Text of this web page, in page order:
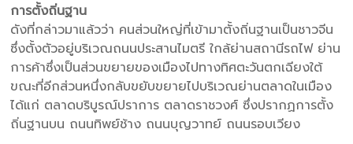
การตั้งถิ่นฐาน
ดังที่กล่าวมาแล้วว่า คนส่วนใหญ่ที่เข้ามาตั้งถิ่นฐานเป็นชาวจีน
ซึ่งตั้งตัวอยู่บริเวณถนนประสานไมตรี ใกล้ย่านสถานีรถไฟ ย่าน
การค้าซึ่งเป็นส่วนขยายของเมืองไปทางทิศตะวันตกเฉียงใต้
ขณะที่อีกส่วนหนึ่งกลับขยับขยายไปบริเวณย่านตลาดในเมือง
ได้แก่ ตลาดบริบูรณ์ปราการ ตลาดราชวงศ์ ซึ่งปรากฏการตั้ง
ถิ่นฐานบน ถนนทิพย์ช้าง ถนนบุญวาทย์ ถนนรอบเวียง